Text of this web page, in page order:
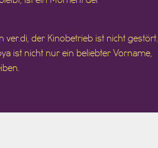
ver.di, der Kinobetrieb ist nicht gestört.
ist nicht nur ein beliebter Vorname,